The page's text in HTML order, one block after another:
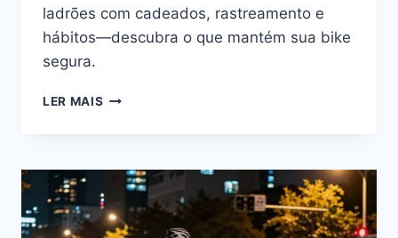
ladrões com cadeados, rastreamento e
hábitos—descubra o que mantém sua bike
segura.
LER MAIS GUIA
BICICLETA
NA
CIDADE:
TRAVAS,